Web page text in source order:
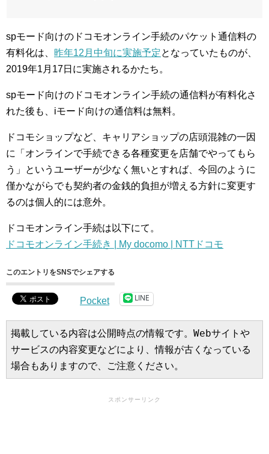
spモード向けのドコモオンライン手続のパケット通信料の
有料化は、 昨年12月中旬に実施予定となっていたものが、
2019年1月17日に実施されるかたち。
spモード向けのドコモオンライン手続の通信料が有料化さ
れた後も、iモード向けの通信料は無料。
ドコモショップなど、キャリアショップの店頭混雑の一因
に「オンラインで手続できる各種変更を店舗でやってもら
う」というユーザーが少なく無いとすれば、今回のように
僅かながらでも契約者の金銭的負担が増える方針に変更す
るのは個人的には意外。
ドコモオンライン手続は以下にて。
ドコモオンライン手続き | My docomo | NTTドコモ
このエントリをSNSでシェアする
Pocket LINE
掲載している内容は公開時点の情報です。Webサイトや
サービスの内容変更などにより、情報が古くなっている
場合もありますので、ご注意ください。
スポンサーリンク